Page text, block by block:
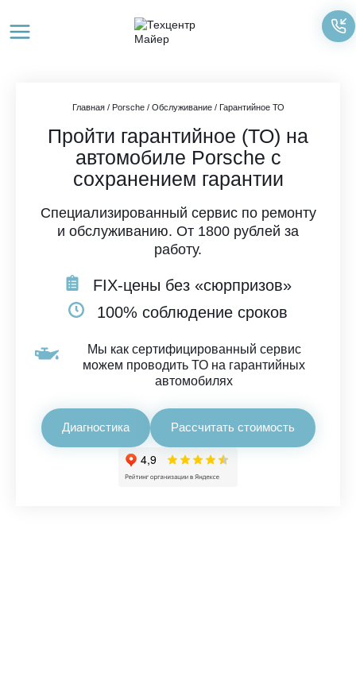
содержимому
Главная/ Porsche/ Обслуживание/ Гарантийное ТО
Пройти гарантийное (ТО) на
автомобиле Porsche с
сохранением гарантии
Специализированный сервис по ремонту
и обслуживанию. От 1800 рублей за
работу.
FIX-цены без «сюрпризов»
100% соблюдение сроков
Мы как сертифицированный сервис
можем проводить ТО на гарантийных
автомобилях
Диагностика Рассчитать стоимость